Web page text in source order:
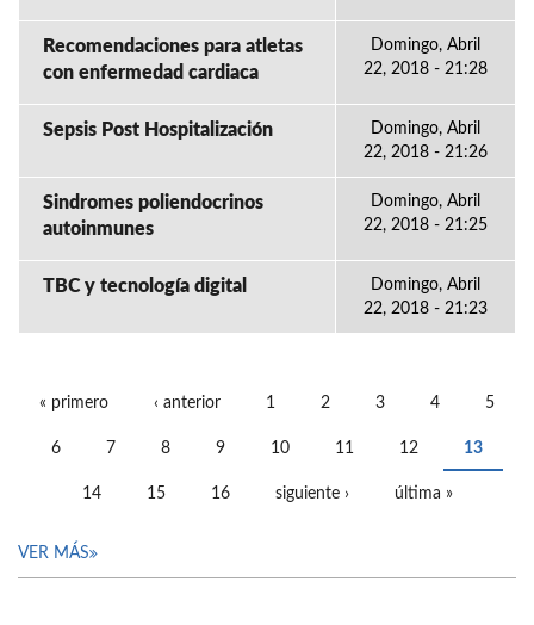
Recomendaciones para atletas
con enfermedad cardiaca
Domingo, Abril
22, 2018 - 21:28
Sepsis Post Hospitalización
Domingo, Abril
22, 2018 - 21:26
Sindromes poliendocrinos
autoinmunes
Domingo, Abril
22, 2018 - 21:25
TBC y tecnología digital
Domingo, Abril
22, 2018 - 21:23
« primero ‹ anterior 1 2 3 4 5
6 7 8 9 10 11 12 13
14 15 16 siguiente › última »
VER MÁS